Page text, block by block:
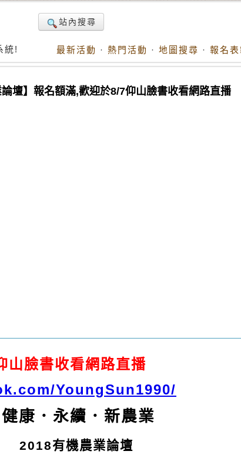
統!
站內搜尋
最新活動 · 熱門活動 · 地圖搜尋 · 報名
壇】報名額滿,歡迎於8/7仰山臉書收看網路直播
山臉書收看網路直播
YoungSun1990/
． 永續 ． 新農業
2018有機農業論壇